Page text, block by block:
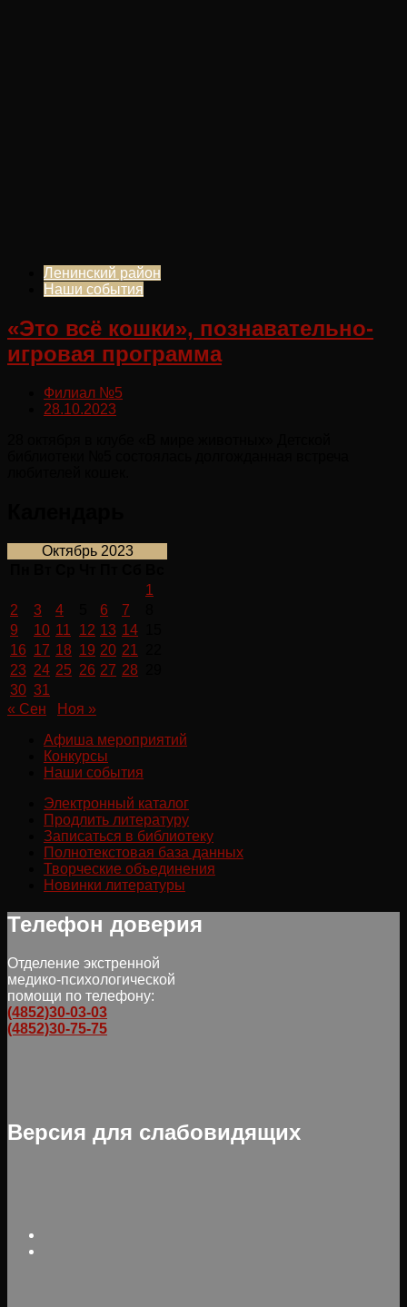
Ленинский район
Наши события
«Это всё кошки», познавательно-
игровая программа
Филиал №5
28.10.2023
Октябрь 2023
1
2
3 4 6 7
9
10 11 12 13 14
16 17 18 19 20 21
23 24 25 26 27 28
30 31
« Сен
Ноя »
Афиша мероприятий
Конкурсы
Наши события
Электронный каталог
Продлить литературу
Записаться в библиотеку
Полнотекстовая база данных
Творческие объединения
Новинки литературы
Телефон доверия
Отделение экстренной
медико-психологической
помощи по телефону:
(4852)30-03-03
(4852)30-75-75
Версия для слабовидящих